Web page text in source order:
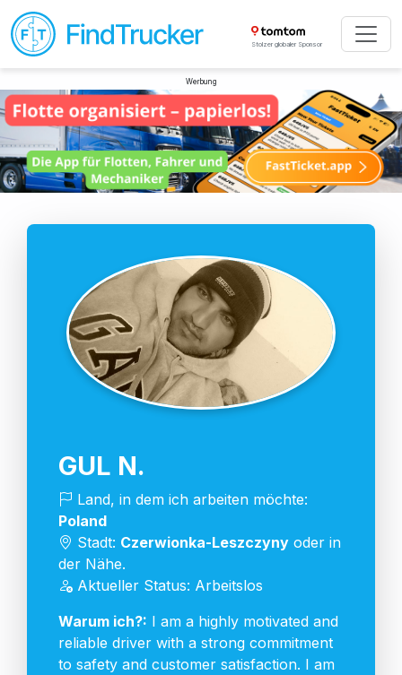
Stolzer globaler Sponsor
Werbung
GUL N.
Land, in dem ich arbeiten möchte:
Poland
Stadt: Czerwionka-Leszczyny oder in
der Nähe.
Aktueller Status: Arbeitslos
Warum ich?: I am a highly motivated and
reliable driver with a strong commitment
to safety and customer satisfaction. I am